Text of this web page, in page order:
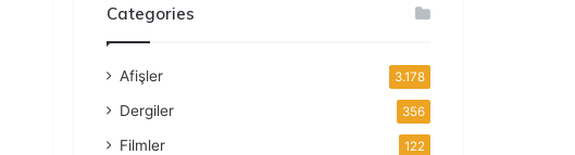
Categories
Afişler 3.178
Dergiler 356
Filmler 122